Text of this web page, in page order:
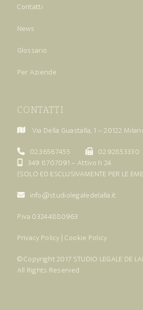
Contatti
News
Glossario
Per Aziende
CONTATTI
Via Della Guastalla, 1 – 20122
02.36567455
02.92853330
349 8707091 – Attivo h 24
(SOLO ED ESCLUSIVAMENTE PER LE
info@studiolegaledelalla.it
P.iva 03244880963
Privacy Policy | Cookie Policy
© Copyright 2017 STUDIO LEGALE DE
All Rights Reserved